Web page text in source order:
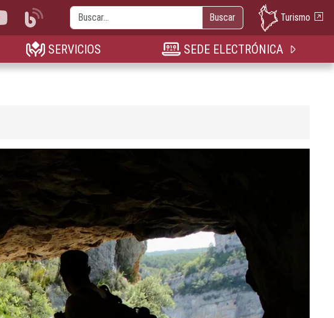
pestaña
abre en nueva pestaña
abre en nueva pestaña
Blog, abre en nueva pestaña
Buscar Buscar Turismo
SERVICIOS SEDE ELECTRÓNICA